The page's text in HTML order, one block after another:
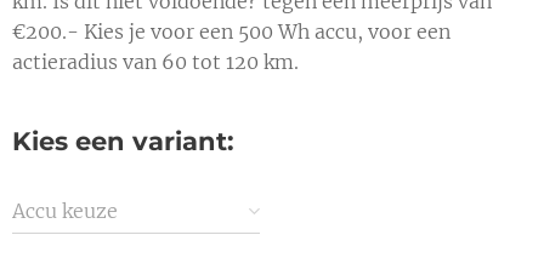
€200.- Kies je voor een 500 Wh accu, voor een
actieradius van 60 tot 120 km.
Kies een variant:
Accu keuze